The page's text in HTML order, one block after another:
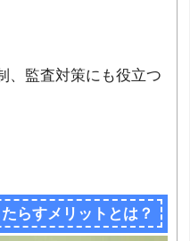
、監査対策にも役立つ
らすメリットとは？